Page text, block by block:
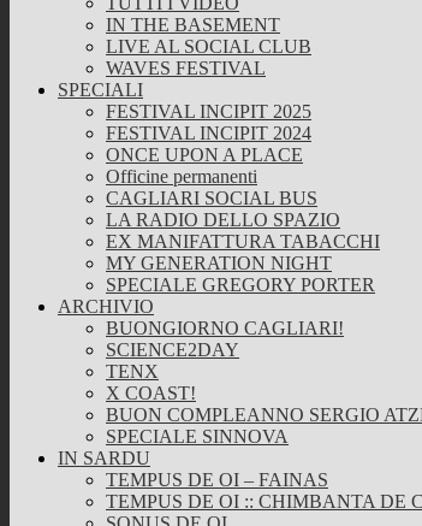
IN THE BASEMENT
LIVE AL SOCIAL CLUB
WAVES FESTIVAL
SPECIALI
FESTIVAL INCIPIT 2025
FESTIVAL INCIPIT 2024
ONCE UPON A PLACE
Officine permanenti
CAGLIARI SOCIAL BUS
LA RADIO DELLO SPAZIO
EX MANIFATTURA TABACCHI
MY GENERATION NIGHT
SPECIALE GREGORY PORTER
ARCHIVIO
BUONGIORNO CAGLIARI!
SCIENCE2DAY
TENX
X COAST!
BUON COMPLEANNO SERGIO
SPECIALE SINNOVA
IN SARDU
TEMPUS DE OI – FAINAS
TEMPUS DE OI :: CHIMBANTA DE